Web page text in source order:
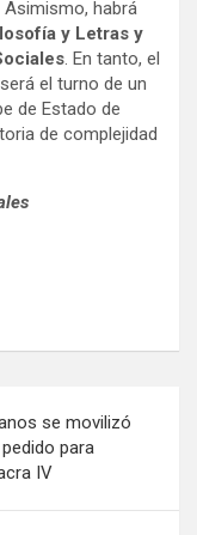
habrá
y Letras y
. En tanto, el
el turno de un
de Estado de
de complejidad
se movilizó
para
IV